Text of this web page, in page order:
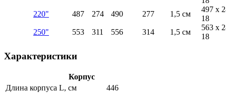
220"
487 274 490 277 1,5 см
497 x
18
250"
553 311 556 314 1,5 см
563 x
18
Характеристики
Корпус
Длина корпуса L, см
446